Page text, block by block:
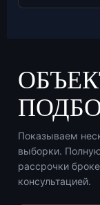
Показываем
выборки.
рассрочки
консультацией.